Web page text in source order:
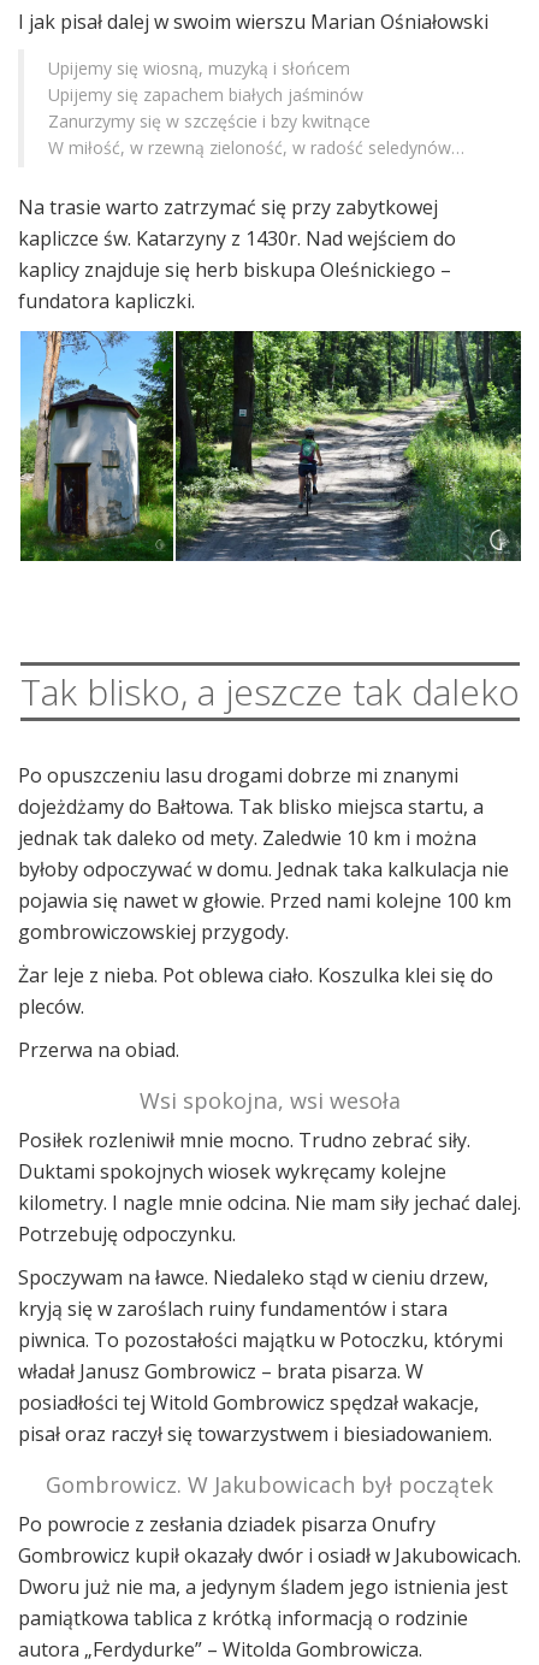
I jak pisał dalej w swoim wierszu Marian Ośniałowski
Upijemy się wiosną, muzyką i słońcem
Upijemy się zapachem białych jaśminów
Zanurzymy się w szczęście i bzy kwitnące
W miłość, w rzewną zieloność, w radość seledynów…
Na trasie warto zatrzymać się przy zabytkowej
kapliczce św. Katarzyny z 1430r. Nad wejściem do
kaplicy znajduje się herb biskupa Oleśnickiego –
fundatora kapliczki.
Tak blisko, a jeszcze tak daleko
Po opuszczeniu lasu drogami dobrze mi znanymi
dojeżdżamy do Bałtowa. Tak blisko miejsca startu, a
jednak tak daleko od mety. Zaledwie 10 km i można
byłoby odpoczywać w domu. Jednak taka kalkulacja nie
pojawia się nawet w głowie. Przed nami kolejne 100 km
gombrowiczowskiej przygody.
Żar leje z nieba. Pot oblewa ciało. Koszulka klei się do
pleców.
Przerwa na obiad.
Wsi spokojna, wsi wesoła
Posiłek rozleniwił mnie mocno. Trudno zebrać siły.
Duktami spokojnych wiosek wykręcamy kolejne
kilometry. I nagle mnie odcina. Nie mam siły jechać dalej.
Potrzebuję odpoczynku.
Spoczywam na ławce. Niedaleko stąd w cieniu drzew,
kryją się w zaroślach ruiny fundamentów i stara
piwnica. To pozostałości majątku w Potoczku, którymi
władał Janusz Gombrowicz – brata pisarza. W
posiadłości tej Witold Gombrowicz spędzał wakacje,
pisał oraz raczył się towarzystwem i biesiadowaniem.
Gombrowicz. W Jakubowicach był początek
Po powrocie z zesłania dziadek pisarza Onufry
Gombrowicz kupił okazały dwór i osiadł w Jakubowicach.
Dworu już nie ma, a jedynym śladem jego istnienia jest
pamiątkowa tablica z krótką informacją o rodzinie
autora „Ferdydurke” – Witolda Gombrowicza.